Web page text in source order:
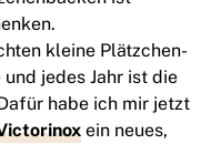
kleine Plätzchen-
jedes Jahr ist die
habe ich mir jetzt
ein neues,